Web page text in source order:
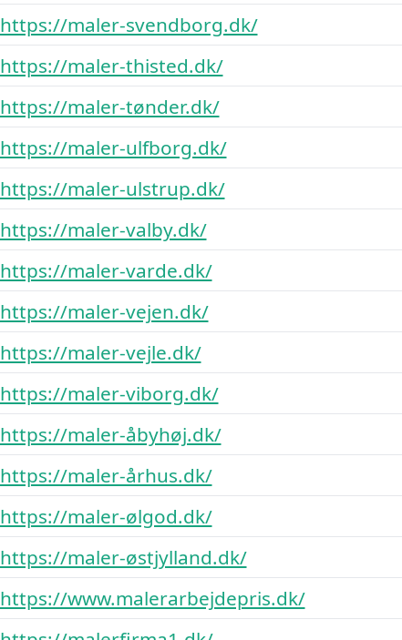
https://maler-svendborg.dk/
https://maler-thisted.dk/
https://maler-tønder.dk/
https://maler-ulfborg.dk/
https://maler-ulstrup.dk/
https://maler-valby.dk/
https://maler-varde.dk/
https://maler-vejen.dk/
https://maler-vejle.dk/
https://maler-viborg.dk/
https://maler-åbyhøj.dk/
https://maler-århus.dk/
https://maler-ølgod.dk/
https://maler-østjylland.dk/
https://www.malerarbejdepris.dk/